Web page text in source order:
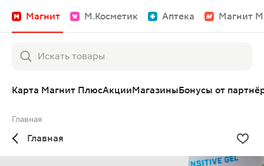
Магнит М.Косметик Аптека Магнит
Карта Магнит ПлюсАкцииМагазиныБонусы от
Главная
Главная